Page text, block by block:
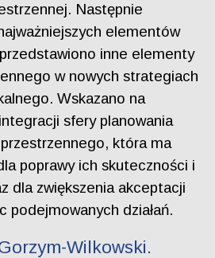
Następnie
elementów
inne elementy
w nowych strategiach
Wskazano na
sfery planowania
która ma
poprawy ich skuteczności i
dla zwiększenia akceptacji
podejmowanych działań.
Wilkowski.